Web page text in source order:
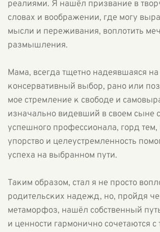
реалиями. Я нашёл призвание в
словах и воображении, где могу
мысли и переживания, воплотить
размышления.
Мама, всегда тщетно надеявшаяся
консервативный выбор, рано или
мое стремление к свободе и
изначально видевший в своем сыне
успешного профессионала, горд тем,
упорство и целеустремленность
успеха на выбранном пути.
Таким образом, стал я не просто
родительских надежд, но, пройдя
метаморфоз, нашёл собственный
и ценности гармонично сочетаются